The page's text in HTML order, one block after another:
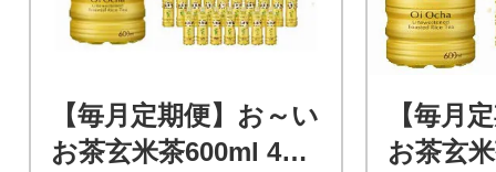
【毎月定期便】お～い
お茶玄米茶600ml 48
【毎月
お茶玄